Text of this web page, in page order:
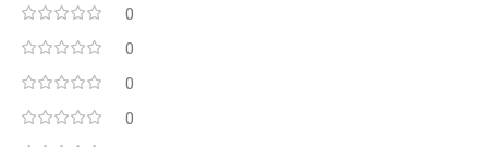
0
0
0
0